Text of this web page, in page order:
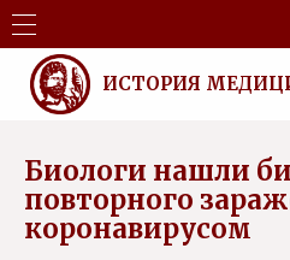
ИСТОРИЯ
Биологи нашли
повторного
коронавирусом